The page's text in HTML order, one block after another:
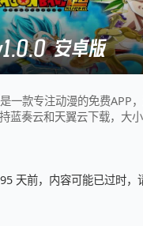
安卓版
一款专注动漫的免费APP，
蓝奏云和天翼云下载，大
天前，内容可能已过时，